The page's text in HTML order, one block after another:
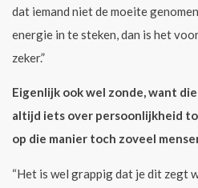
dat iemand niet de moeite
energie in te steken, dan is het
zeker.”
Eigenlijk ook wel zonde, want
altijd iets over persoonlijkheid
op die manier toch zoveel
“Het is wel grappig dat je dit zegt